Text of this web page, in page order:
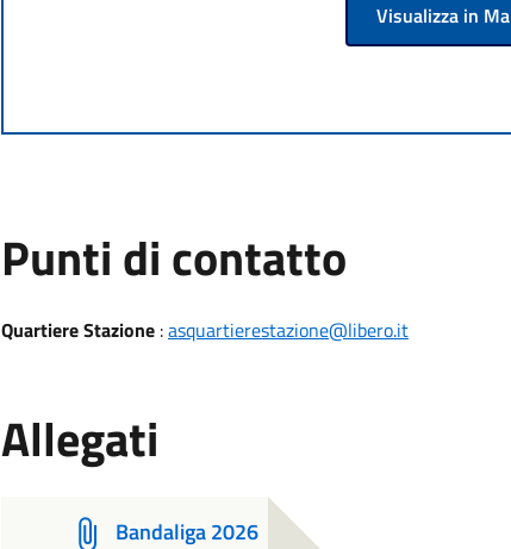
Visualizza in
Punti di contatto
Quartiere Stazione:asquartierestazione@libero.it
Allegati
Bandaliga 2026